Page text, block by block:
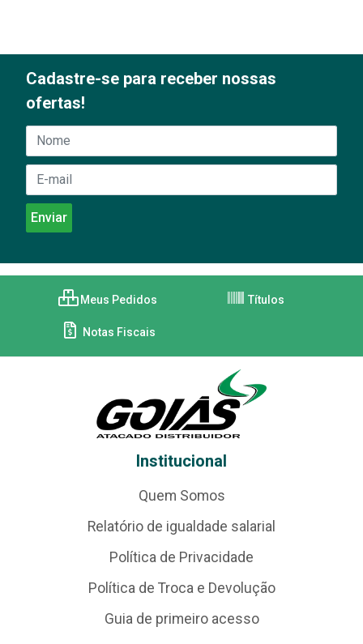
Cadastre-se para receber nossas
ofertas!
Meus Pedidos Títulos
Notas Fiscais
Institucional
Quem Somos
Relatório de igualdade salarial
Política de Privacidade
Política de Troca e Devolução
Guia de primeiro acesso